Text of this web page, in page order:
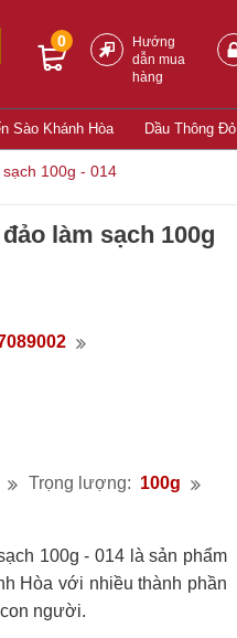
0
Hướng
dẫn mua
hàng
Sào Khánh Hòa Dầu Thông Đỏ
100g - 014
làm sạch 100g
Trọng lượng: 100g
100g - 014 là sản phẩm
Hòa với nhiều thành phần
người.